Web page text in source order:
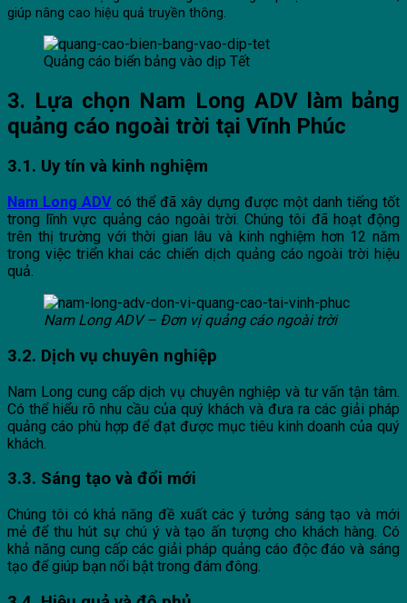
giúp nâng cao hiệu quả truyền thông.
Quảng cáo biển bảng vào dịp Tết
3. Lựa chọn Nam Long ADV làm bảng
quảng cáo ngoài trời tại Vĩnh Phúc
3.1. Uy tín và kinh nghiệm
Nam Long ADVcó thể đã xây dựng được một danh tiếng tốt
trong lĩnh vực quảng cáo ngoài trời. Chúng tôi đã hoạt động
trên thị trường với thời gian lâu và kinh nghiệm hơn 12 năm
trong việc triển khai các chiến dịch quảng cáo ngoài trời hiệu
quả.
Nam Long ADV – Đơn vị quảng cáo ngoài trời
3.2. Dịch vụ chuyên nghiệp
Nam Long cung cấp dịch vụ chuyên nghiệp và tư vấn tận tâm.
Có thể hiểu rõ nhu cầu của quý khách và đưa ra các giải pháp
quảng cáo phù hợp để đạt được mục tiêu kinh doanh của quý
khách.
3.3. Sáng tạo và đổi mới
Chúng tôi có khả năng đề xuất các ý tưởng sáng tạo và mới
mẻ để thu hút sự chú ý và tạo ấn tượng cho khách hàng. Có
khả năng cung cấp các giải pháp quảng cáo độc đáo và sáng
tạo để giúp bạn nổi bật trong đám đông.